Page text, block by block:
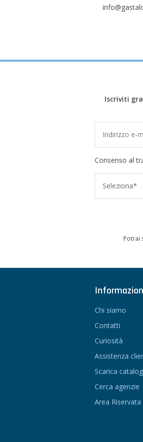
Iscriviti
Consenso al
Seleziona*
Potrai
Chi siamo
Contatti
Curiosità
Assistenza
Scarica
Cerca agenzie
Area Riservata